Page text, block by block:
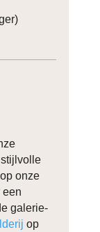
onze
een
galerie-
op